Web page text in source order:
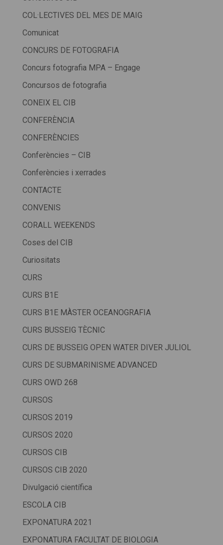
COL·LECTIVES DEL MES DE MAIG
Comunicat
CONCURS DE FOTOGRAFIA
Concurs fotografia MPA – Engage
Concursos de fotografia
CONEIX EL CIB
CONFERÈNCIA
CONFERÈNCIES
Conferències – CIB
Conferències i xerrades
CONTACTE
CONVENIS
CORALL WEEKENDS
Coses del CIB
Curiositats
CURS
CURS B1E
CURS B1E MÀSTER OCEANOGRAFIA
CURS BUSSEIG TÈCNIC
CURS DE BUSSEIG OPEN WATER DIVER JULIOL
CURS DE SUBMARINISME ADVANCED
CURS OWD 268
CURSOS
CURSOS 2019
CURSOS 2020
CURSOS CIB
CURSOS CIB 2020
Divulgació científica
ESCOLA CIB
EXPONATURA 2021
EXPONATURA FACULTAT DE BIOLOGIA